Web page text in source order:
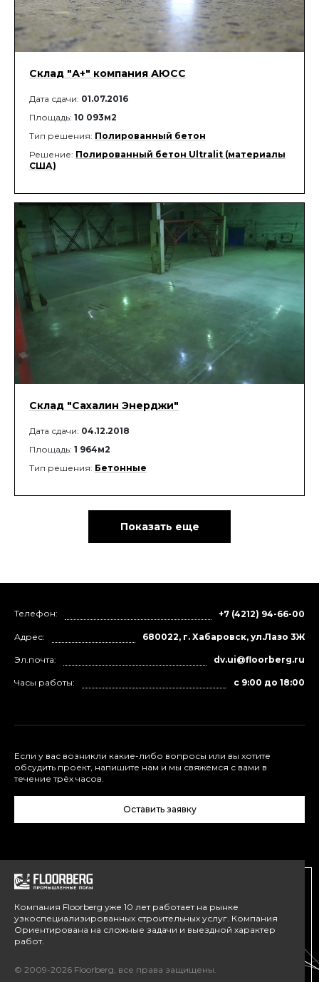
Склад "А+" компания АЮСС
Дата сдачи: 01.07.2016
Площадь: 10 093м2
Тип решения: Полированный бетон
Решение: Полированный бетон Ultralit (материалы
США)
Склад "Сахалин Энерджи"
Дата сдачи: 04.12.2018
Площадь: 1 964м2
Тип решения: Бетонные
Показать еще
Компания Floorberg уже 10 лет работает на рынке
узкоспециализированных строительных услуг. Компания
Ориентирована на сложные задачи и выездной характер
работ.
© 2009-2026 Floorberg, все права защищены.
Телефон: +7 (4212) 94-66-00
Адрес: 680022, г. Хабаровск, ул.Лазо 3Ж
Эл.почта: dv.ui@floorberg.ru
Часы работы: с 9:00 до 18:00
Если у вас возникли какие-либо вопросы или вы хотите
обсудить проект, напишите нам и мы свяжемся с вами в
течение трёх часов.
Оставить заявку